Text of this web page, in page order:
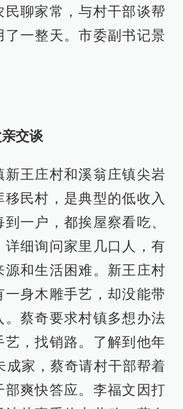
民聊家常，与村干部谈帮
了一整天。市委副书记景
交谈
新王庄村和溪翁庄镇尖岩
移民村，是典型的低收入
一户，都挨屋察看吃、
详细询问家里几口人，有
源和生活困难。新王庄村
一身木雕手艺，却没能带
。蔡奇要求村镇多想办法
艺，找销路。了解到他年
成家，蔡奇请村干部帮着
部爽快答应。李福文因打